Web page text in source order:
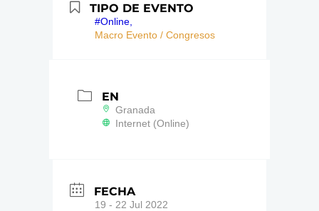
TIPO DE EVENTO
#Online,
Macro Evento / Congresos
EN
Granada
Internet (Online)
FECHA
19 - 22 Jul 2022